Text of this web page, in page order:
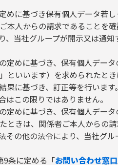
めに基づき保有個人データ若
本人からの請求であることを
、当社グループが開示又は通
定めに基づき、保有個人デー
といいます）を求められたと
に基づき、訂正等を行いま
この限りではありません。
定めに基づき、保有個人デー
ときは、関係者ご本人からの
その他の法令により、当社グ
9条に定める「お問い合わせ窓口